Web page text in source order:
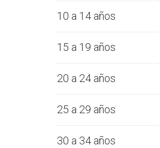
10 a 14 años
15 a 19 años
20 a 24 años
25 a 29 años
30 a 34 años